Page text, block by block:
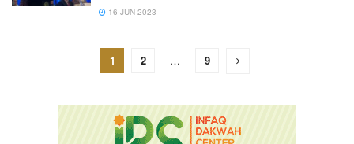
16 JUN 2023
1 2 … 9